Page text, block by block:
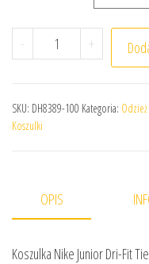
- ilość Koszulka
+
SKU: DH8389-100 Kategoria:
Koszulki
OPIS
Koszulka Nike Junior Dri-Fit